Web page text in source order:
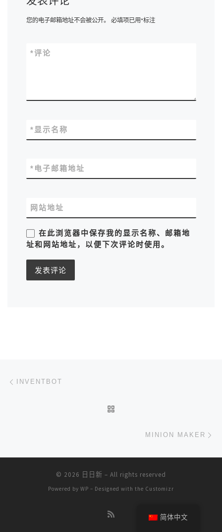
您的电子邮箱地址不会被公开。 必填项已用*标注
评论
*
显示名称
*
电子邮箱地址
*
网站地址
在此浏览器中保存我的显示名称、邮箱地
址和网站地址，以便下次评论时使用。
文章导航
INVENTBOT
MINION MAKER
© 2026 日日新 – All rights reserved
Powered by WP – Designed with the Customizr
简体中文